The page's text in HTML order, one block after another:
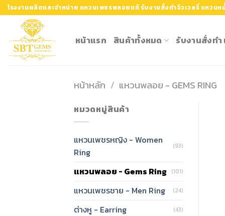
Skip
to
content
โรงงานผลิตและจำหน่าย แหวนเพชรพลอยแท้ รับงานสั่งทำจิวเวลรี่ แหว
หน้าแรก สินค้าทั้งหมด รับงานสั่งท
หน้าหลัก / แหวนพลอย - GEMS RING
หมวดหมู่สินค้า
แหวนเพชรหญิง - Women
Ring
(93)
แหวนพลอย - Gems Ring (101)
แหวนเพชรชาย - Men Ring (24)
ต่างหู - Earring (43)